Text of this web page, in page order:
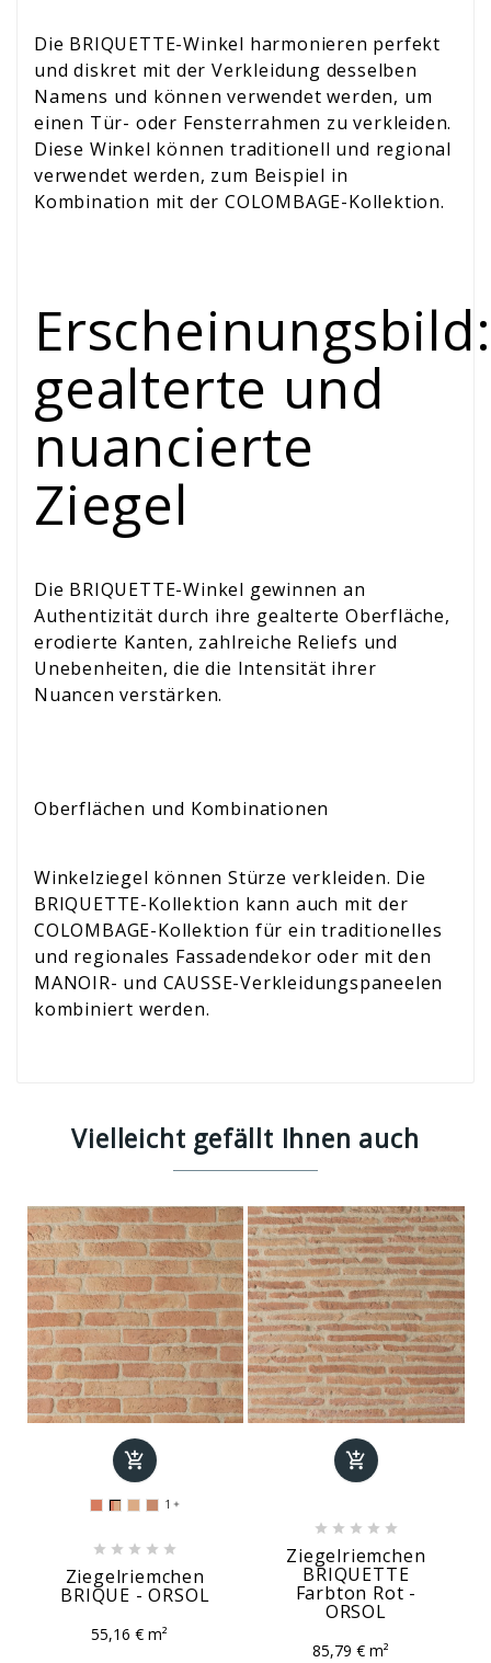
Die BRIQUETTE-Winkel harmonieren perfekt
und diskret mit der Verkleidung desselben
Namens und können verwendet werden, um
einen Tür- oder Fensterrahmen zu verkleiden.
Diese Winkel können traditionell und regional
verwendet werden, zum Beispiel in
Kombination mit der COLOMBAGE-Kollektion.
Erscheinungsbild:
gealterte und
nuancierte
Ziegel
Die BRIQUETTE-Winkel gewinnen an
Authentizität durch ihre gealterte Oberfläche,
erodierte Kanten, zahlreiche Reliefs und
Unebenheiten, die die Intensität ihrer
Nuancen verstärken.
Oberflächen und Kombinationen
Winkelziegel können Stürze verkleiden. Die
BRIQUETTE-Kollektion kann auch mit der
COLOMBAGE-Kollektion für ein traditionelles
und regionales Fassadendekor oder mit den
MANOIR- und CAUSSE-Verkleidungspaneelen
kombiniert werden.
Vielleicht gefällt Ihnen auch

1 
    
Ziegelriemchen
BRIQUE - ORSOL
55,16 € m²

    
Ziegelriemchen
BRIQUETTE
Farbton Rot -
ORSOL
85,79 € m²